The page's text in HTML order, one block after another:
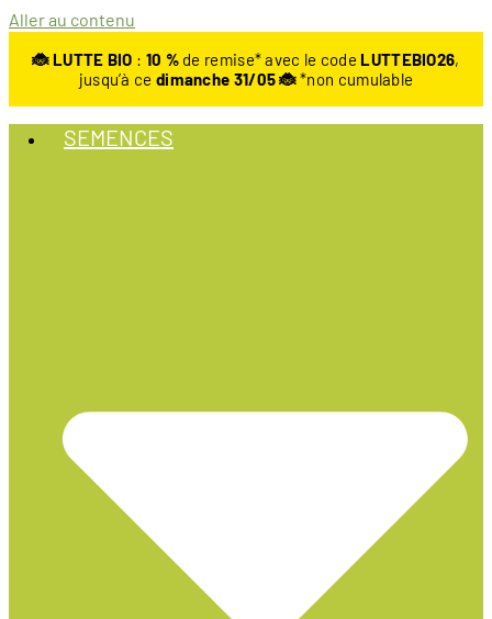
Aller au contenu
🐞 LUTTE BIO : 10 %de remise* avec le code LUTTEBIO26,
jusqu’à ce dimanche 31/05 🐞*non cumulable
SEMENCES